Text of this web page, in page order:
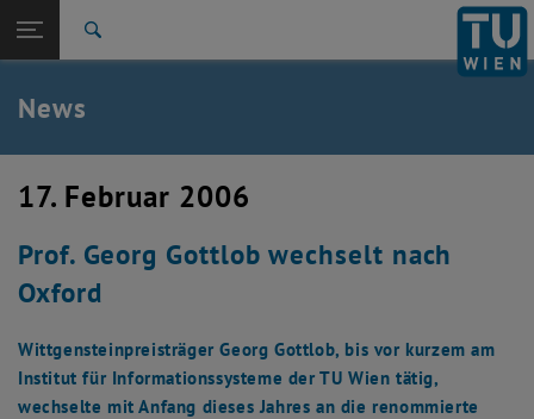
TU Login
Quicklinks
Quicklinks-Menü umschalten
Studium
Zurück: Subseiten von Aktuelles auflisten
Zurück zur letzten Ebene:
Aktuelles
News
News
17. Februar 2006
Prof. Georg Gottlob wechselt nach
Oxford
Wittgensteinpreisträger Georg Gottlob, bis vor kurzem am
Institut für Informationssysteme der TU Wien tätig,
wechselte mit Anfang dieses Jahres an die renommierte